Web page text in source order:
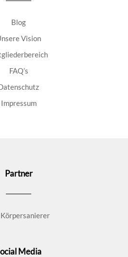
Blog
Vision
FAQ’s
Impressum
Partner
Media